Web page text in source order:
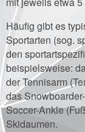
Häufig gibt es
Sportarten (sog.
den
beispielsweise:
der Tennisarm
das
Soccer-Ankle
Skidaumen.